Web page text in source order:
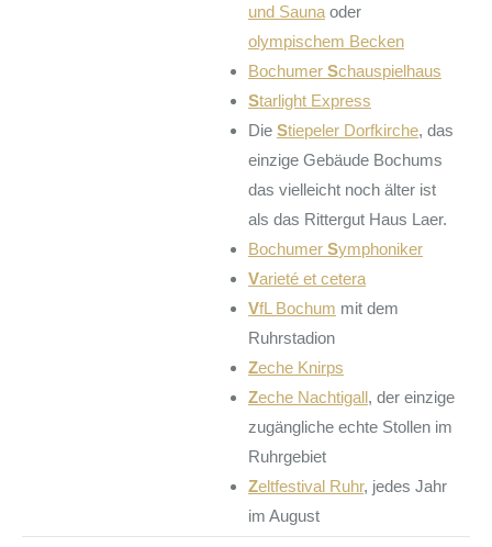
und Sauna oder
olympischem Becken
Bochumer Schauspielhaus
Starlight Express
Die Stiepeler Dorfkirche, das
einzige Gebäude Bochums
das vielleicht noch älter ist
als das Rittergut Haus Laer.
Bochumer Symphoniker
Varieté et cetera
VfL Bochum mit dem
Ruhrstadion
Zeche Knirps
Zeche Nachtigall, der einzige
zugängliche echte Stollen im
Ruhrgebiet
Zeltfestival Ruhr, jedes Jahr
im August